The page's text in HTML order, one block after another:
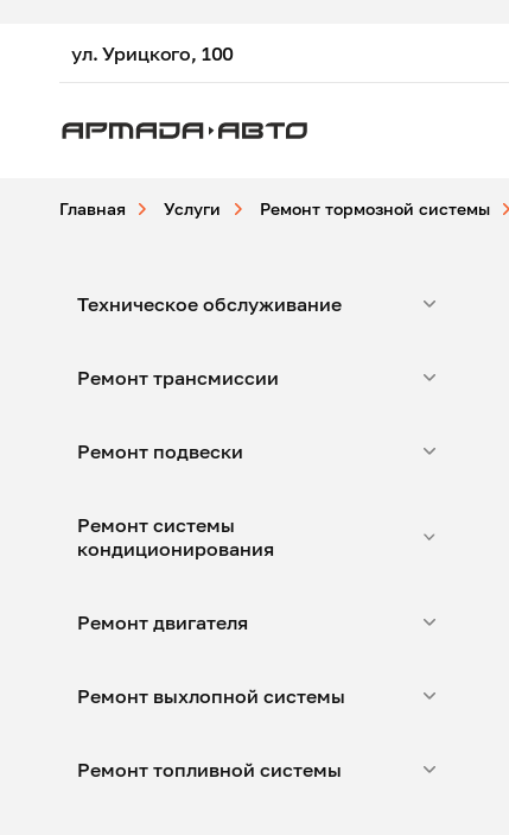
ул. Урицкого, 100
Главная Услуги Ремонт тормозной системы
Техническое обслуживание
Ремонт трансмиссии
Ремонт подвески
Ремонт системы
кондиционирования
Ремонт двигателя
Ремонт выхлопной системы
Ремонт топливной системы